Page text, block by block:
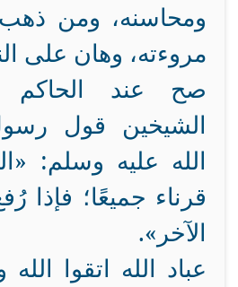
ومحاسنه، ومن
مروءته، وهان على
صح عند
الشيخين قول
الله عليه وسلم:
قرناء جميعًا؛ فإذا
الآخر».
عباد الله اتقوا